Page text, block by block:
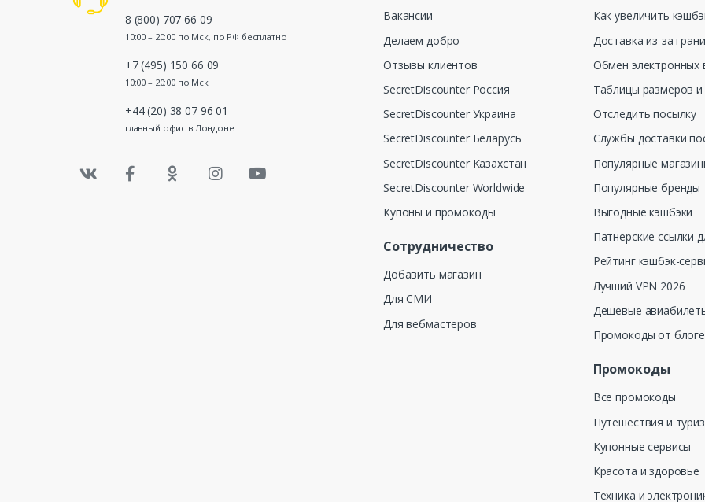
8 (800) 707 66 09
10:00 – 20:00 по Мск, по РФ бесплатно
+7 (495) 150 66 09
10:00 – 20:00 по Мск
+44 (20) 38 07 96 01
главный офис в Лондоне
Вакансии
Делаем добро
Отзывы клиентов
SecretDiscounter Россия
SecretDiscounter Украина
SecretDiscounter Беларусь
SecretDiscounter Казахстан
SecretDiscounter Worldwide
Купоны и промокоды
Сотрудничество
Добавить магазин
Для СМИ
Для вебмастеров
Как увеличить
Доставка из-за
Обмен электронных
Таблицы размеров и
Отследить посылку
Службы доставки
Популярные
Популярные бренды
Выгодные кэшбэки
Патнерские ссылки
Рейтинг кэшбэк-
Лучший VPN 2026
Дешевые
Промокоды от
Промокоды
Все промокоды
Путешествия и
Купонные сервисы
Красота и здоровье
Техника и